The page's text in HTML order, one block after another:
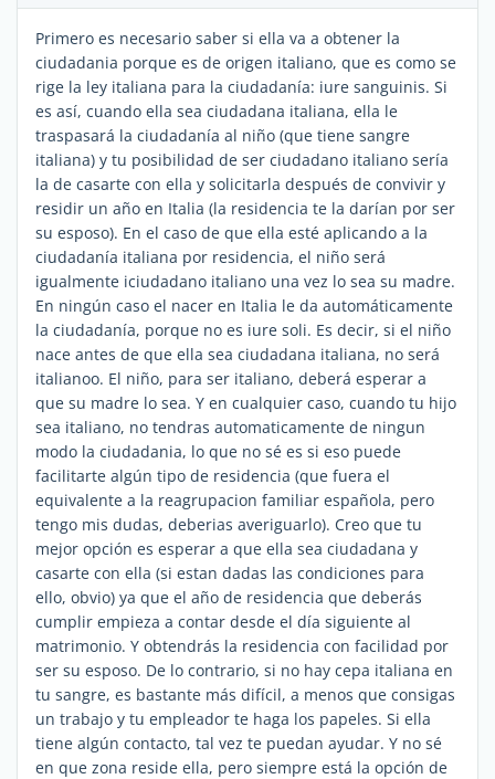
Primero es necesario saber si ella va a obtener la
ciudadania porque es de origen italiano, que es como se
rige la ley italiana para la ciudadanía: iure sanguinis. Si
es así, cuando ella sea ciudadana italiana, ella le
traspasará la ciudadanía al niño (que tiene sangre
italiana) y tu posibilidad de ser ciudadano italiano sería
la de casarte con ella y solicitarla después de convivir y
residir un año en Italia (la residencia te la darían por ser
su esposo). En el caso de que ella esté aplicando a la
ciudadanía italiana por residencia, el niño será
igualmente iciudadano italiano una vez lo sea su madre.
En ningún caso el nacer en Italia le da automáticamente
la ciudadanía, porque no es iure soli. Es decir, si el niño
nace antes de que ella sea ciudadana italiana, no será
italianoo. El niño, para ser italiano, deberá esperar a
que su madre lo sea. Y en cualquier caso, cuando tu hijo
sea italiano, no tendras automaticamente de ningun
modo la ciudadania, lo que no sé es si eso puede
facilitarte algún tipo de residencia (que fuera el
equivalente a la reagrupacion familiar española, pero
tengo mis dudas, deberias averiguarlo). Creo que tu
mejor opción es esperar a que ella sea ciudadana y
casarte con ella (si estan dadas las condiciones para
ello, obvio) ya que el año de residencia que deberás
cumplir empieza a contar desde el día siguiente al
matrimonio. Y obtendrás la residencia con facilidad por
ser su esposo. De lo contrario, si no hay cepa italiana en
tu sangre, es bastante más difícil, a menos que consigas
un trabajo y tu empleador te haga los papeles. Si ella
tiene algún contacto, tal vez te puedan ayudar. Y no sé
en que zona reside ella, pero siempre está la opción de